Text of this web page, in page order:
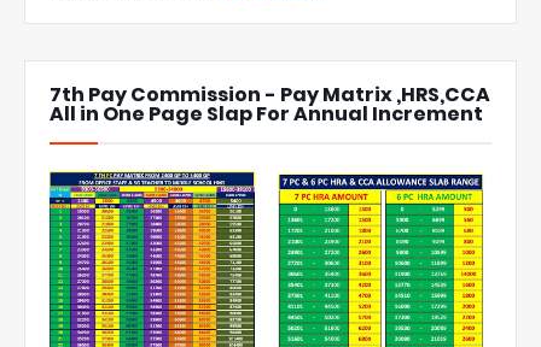
7th Pay Commission - Pay Matrix ,HRS,CCA
All in One Page Slap For Annual Increment